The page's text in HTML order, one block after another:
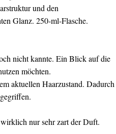
und den
Glanz. 250-ml-Flasche.
nicht kannte. Ein Blick auf die
möchten.
aktuellen Haarzustand. Dadurch
nur sehr zart der Duft.